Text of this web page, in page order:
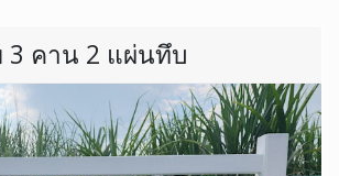
3 คาน 2 แผ่นทึบ